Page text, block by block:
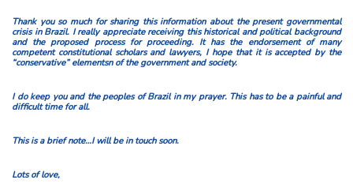
Thank you so much for sharing this information about the present governmental
crisis in Brazil. I really appreciate receiving this historical and political background
and the proposed process for proceeding. It has the endorsement of many
competent constitutional scholars and lawyers, I hope that it is accepted by the
“conservative” elementsn of the government and society.
I do keep you and the peoples of Brazil in my prayer. This has to be a painful and
difficult time for all.
This is a brief note…I will be in touch soon.
Lots of love,